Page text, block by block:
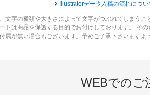
Illustratorデータ入稿の流れについ
字の種類や大きさによって文字がつぶれてしまうこ
は商品を保護する目的でお付けしております。 そ
属が無い場合もございます。予めご了承下さいますよ
WEBでのご